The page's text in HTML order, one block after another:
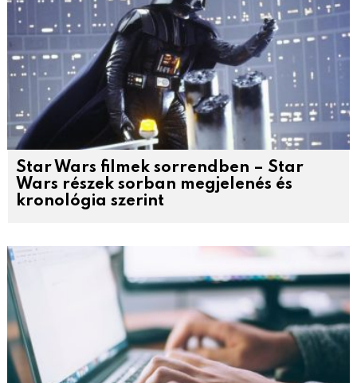
Star Wars filmek sorrendben – Star
Wars részek sorban megjelenés és
kronológia szerint